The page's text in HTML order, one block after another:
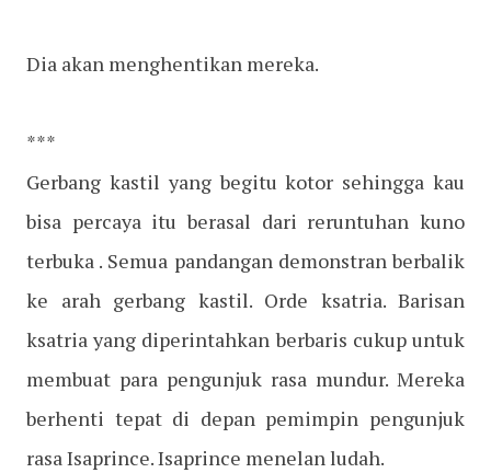
Dia akan menghentikan mereka.
***
Gerbang kastil yang begitu kotor sehingga kau
bisa percaya itu berasal dari reruntuhan kuno
terbuka . Semua pandangan demonstran berbalik
ke arah gerbang kastil. Orde ksatria. Barisan
ksatria yang diperintahkan berbaris cukup untuk
membuat para pengunjuk rasa mundur. Mereka
berhenti tepat di depan pemimpin pengunjuk
rasa Isaprince. Isaprince menelan ludah.